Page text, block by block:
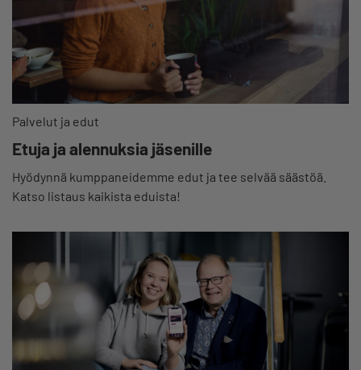
Palvelut ja edut
Etuja ja alennuksia jäsenille
Hyödynnä kumppaneidemme edut ja tee selvää säästöä.
Katso listaus kaikista eduista!